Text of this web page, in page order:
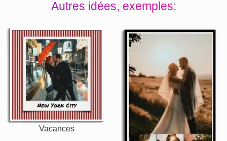
Autres idées, exemples:
Vacances